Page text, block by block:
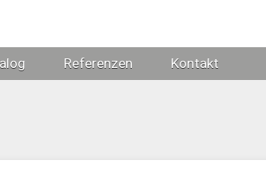
Referenzen Kontakt